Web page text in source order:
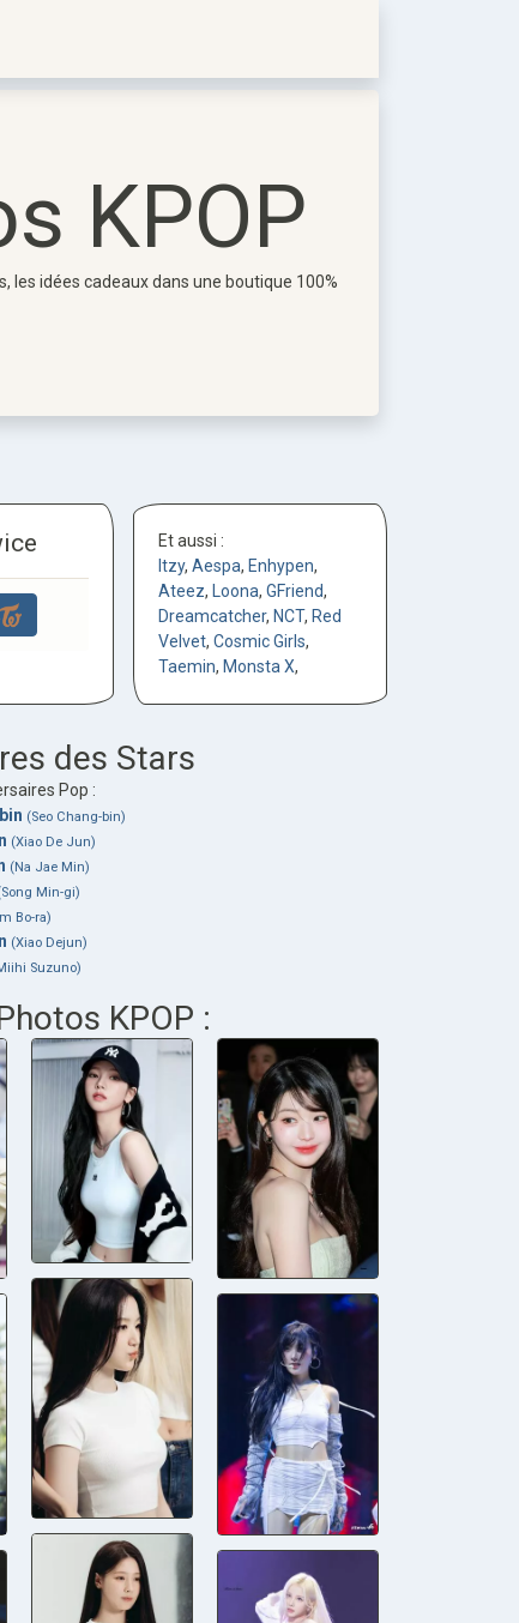
KPOP
les idées cadeaux dans une boutique 100%
Et aussi :
Itzy, Aespa, Enhypen,
Ateez, Loona, GFriend,
Dreamcatcher, NCT, Red
Velvet, Cosmic Girls,
Taemin, Monsta X,
des Stars
Pop :
(Seo Chang-bin)
(Xiao De Jun)
(Na Jae Min)
Min-gi)
Bo-ra)
(Xiao Dejun)
Suzuno)
KPOP :